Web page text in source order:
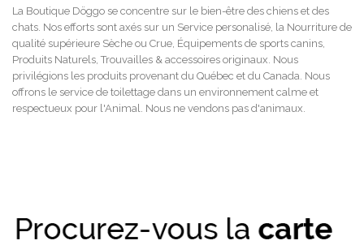
La Boutique Döggo se concentre sur le bien-être des chiens et des
chats. Nos efforts sont axés sur un Service personalisé, la Nourriture de
qualité supérieure Sèche ou Crue, Équipements de sports canins,
Produits Naturels, Trouvailles & accessoires originaux. Nous
privilégions les produits provenant du Québec et du Canada. Nous
offrons le service de toilettage dans un environnement calme et
respectueux pour l'Animal. Nous ne vendons pas d'animaux.